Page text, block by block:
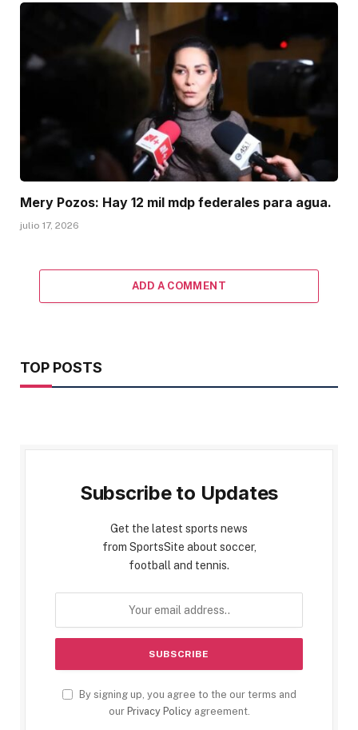
Mery Pozos: Hay 12 mil mdp federales para agua.
julio 17, 2026
ADD A COMMENT
TOP POSTS
Subscribe to Updates
Get the latest sports news
from SportsSite about soccer,
football and tennis.
By signing up, you agree to the our terms and
our Privacy Policyagreement.